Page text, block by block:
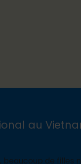
au
beaucoup de